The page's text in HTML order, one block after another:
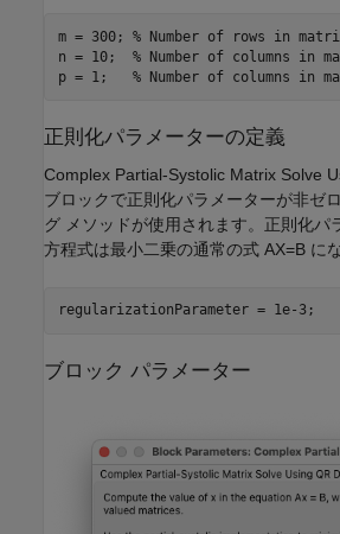
m = 300; % Number of rows in
n = 10; % Number of columns in
p = 1; % Number of columns in
正則化パラメーターの定義
Complex Partial-Systolic Matrix Solve
ブロックで正則化パラメーターが非ゼ
グ メソッドが使用されます。正則化パ
方程式は最小二乗の通常の式 AX=B に
ブロック パラメーター